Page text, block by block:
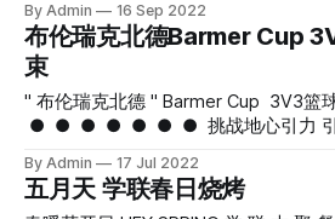
乡； 在这里你可以体验组织活动和团结同学等各项学生工
作，砥砺个人品格，提升综合能力； 在这里你还可以尝试与
校方和中德企业交流，或是维护同学们
处的风景。 …… 我们不苛责人的完美，只期待一颗真实而炽热
的心。 期待你加入布伦瑞克学联。 布伦瑞克学联简介 布伦瑞
性、志愿性、服务性、非政治、非宗教
团，并受中国驻德国大使馆、中国驻
区各高校的承认和支持。布伦瑞克学
Braunschweig - Chinesisches Fest“布
瑞克市举办。 届时将有诸多中国传统文化节目，文化体验活
动项目开展，为此特征集文化节当天节
节目征集 中国节现场将搭设舞台，定时表演各类节目，传播
中华文化，展现中德人民友谊，为活动现场
统戏曲选段等。 2舞蹈类：古典、现代、民族、爵士等形
式不限。 3乐器演奏类：民族或西洋现代器乐演奏不
By Admin 16 Sep 2022
布伦瑞克北德Barmer Cup
束
" 布伦瑞克北德 " Barmer Cup 3V3篮球赛
● ● ● ● ● ● ● 挑战地心引力 引爆篮球魅力
2022年7月10日上午10:45分,比赛如期
心开始。本次比赛一共吸引了来自不同
By Admin 17 Jul 2022
五月天 学联春日烧烤